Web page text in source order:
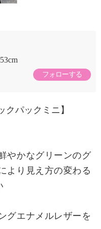
フォローする
クパックミニ】
やかなグリーンのグ
より見え方の変わる
グエナメルレザーを